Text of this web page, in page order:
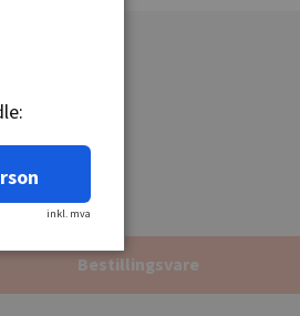
Bestillingsvare
inkl. mva